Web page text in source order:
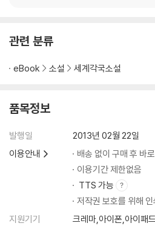
관련 분류
eBook 소설 세계각국소설
품목정보
발행일
2013년 02월 22일
이용안내
배송 없이 구매 후 바
이용기간 제한없음
TTS 가능
저작권 보호를 위해
지원기기
크레마,아이폰,아이패